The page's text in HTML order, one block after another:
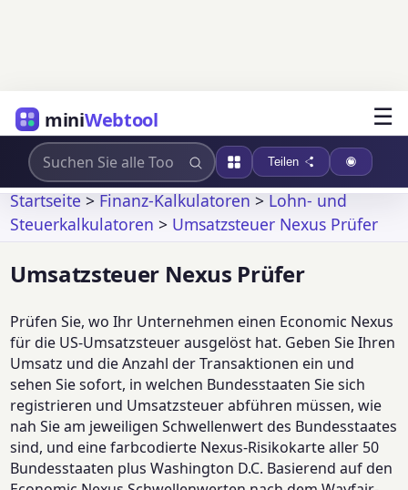
miniWebtool ☰
Teilen
Startseite>Finanz-Kalkulatoren>Lohn- und
Steuerkalkulatoren > Umsatzsteuer Nexus Prüfer
Umsatzsteuer Nexus Prüfer
Prüfen Sie, wo Ihr Unternehmen einen Economic Nexus
für die US-Umsatzsteuer ausgelöst hat. Geben Sie Ihren
Umsatz und die Anzahl der Transaktionen ein und
sehen Sie sofort, in welchen Bundesstaaten Sie sich
registrieren und Umsatzsteuer abführen müssen, wie
nah Sie am jeweiligen Schwellenwert des Bundesstaates
sind, und eine farbcodierte Nexus-Risikokarte aller 50
Bundesstaaten plus Washington D.C. Basierend auf den